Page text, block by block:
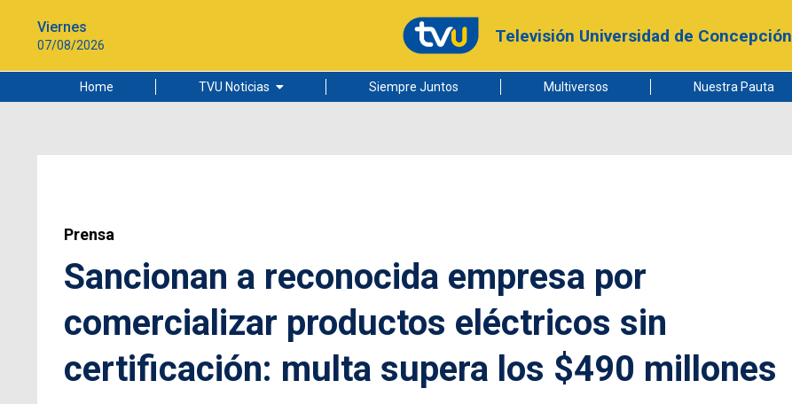
Viernes
07/08/2026 Televisión Universidad de Concepción
Home TVU Noticias
Ciudad
Siempre Juntos Multiversos Nuestra Pauta
Prensa
Sancionan a reconocida empresa por
comercializar productos eléctricos sin
certificación: multa supera los $490 millones